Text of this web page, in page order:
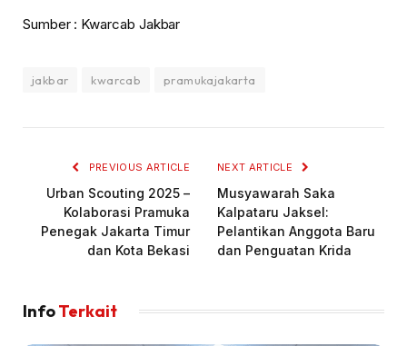
Sumber : Kwarcab Jakbar
jakbar kwarcab pramukajakarta
PREVIOUS ARTICLE
Urban Scouting 2025 –
Kolaborasi Pramuka
Penegak Jakarta Timur
dan Kota Bekasi
NEXT ARTICLE
Musyawarah Saka
Kalpataru Jaksel:
Pelantikan Anggota Baru
dan Penguatan Krida
InfoTerkait